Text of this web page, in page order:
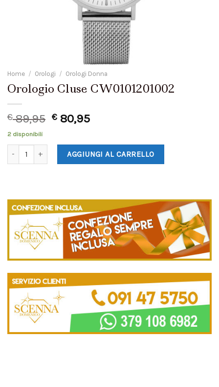
Home / Orologi / Orologi Donna
Orologio Cluse CW0101201002
€89,95 € 80,95
2 disponibili
AGGIUNGI AL CARRELLO